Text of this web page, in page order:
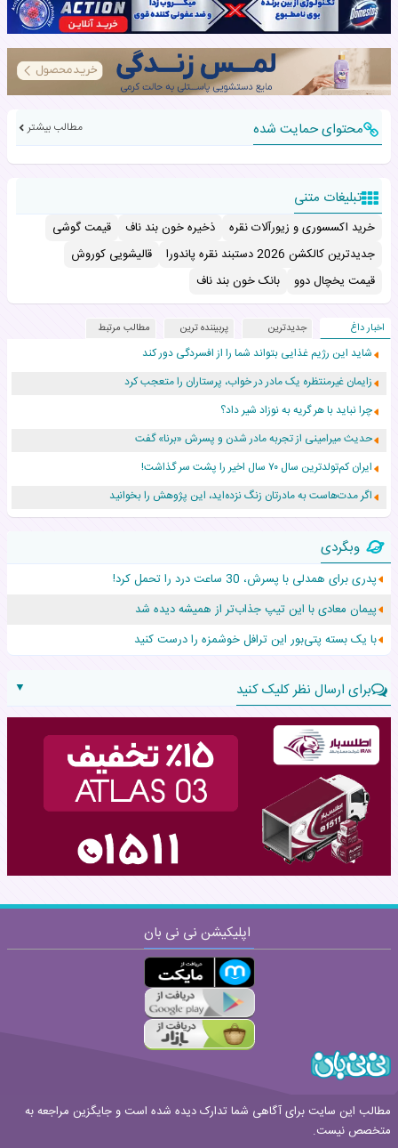
محتوای حمایت شده مطالب بیشتر
تبلیغات متنی
خرید اکسسوری و زیورآلات نقره ذخیره خون بند ناف
قیمت گوشی
جدیدترین کالکشن 2026 دستبند نقره پاندورا
قالیشویی کوروش
قیمت یخچال دوو
بانک خون بند ناف
اخبار داغ جدیدترین پربیننده ترین مطالب مرتبط
شاید این رژیم غذایی بتواند شما را از افسردگی دور کند
زایمان غیرمنتظره یک مادر در خواب، پرستاران را متعجب کرد
چرا نباید با هر گریه به نوزاد شیر داد؟
حدیث میرامینی از تجربه مادر شدن و پسرش «برنا» گفت
ایران کم‌تولدترین سال ۷۰ سال اخیر را پشت سر گذاشت!
اگر مدت‌هاست به مادرتان زنگ نزده‌اید، این پژوهش را بخوانید
۵۵۹ نوزاد در پرو با نام «هالند» به دنیا آمدند!
زن ۲۴ ساله پس از درمان سرطان رحم، مادر شد
افزایش قد این دختر، چند میلیون دلار برای پدرش خرج داشته
وبگردی
پدری برای همدلی با پسرش، 30 ساعت درد را تحمل کرد!
پیمان معادی با این تیپ جذاب‌تر از همیشه دیده شد
با یک بسته پتی‌بور این ترافل خوشمزه را درست کنید
برای ارسال نظر کلیک کنید
▼
نام:
نظر:
اپلیکیشن نی نی بان
مطالب این سایت برای آگاهی شما تدارک دیده شده است و جایگزین مراجعه به
متخصص نیست.